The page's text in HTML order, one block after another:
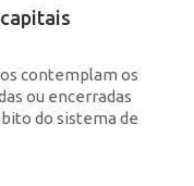
contemplam os
ou encerradas
do sistema de